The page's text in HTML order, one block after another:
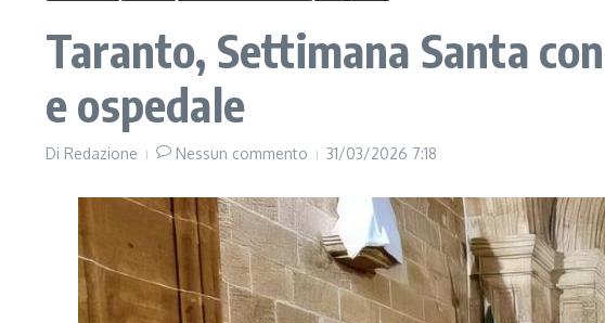
Taranto, Settimana Santa
e ospedale
Di Redazione Nessun commento 31/03/2026 7:18